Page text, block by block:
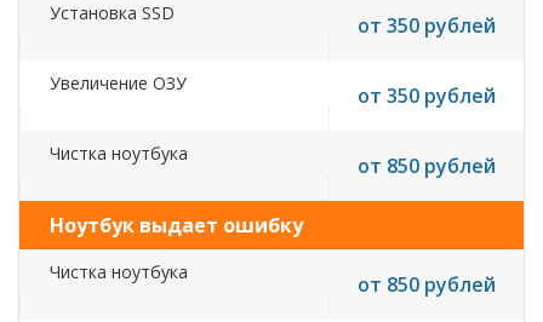
Установка SSD от 350 рублей
Увеличение ОЗУ от 350 рублей
Чистка ноутбука от 850 рублей
Ноутбук выдает ошибку
Чистка ноутбука от 850 рублей